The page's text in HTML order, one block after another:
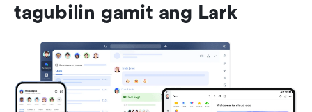
tagubilin gamit ang Lark